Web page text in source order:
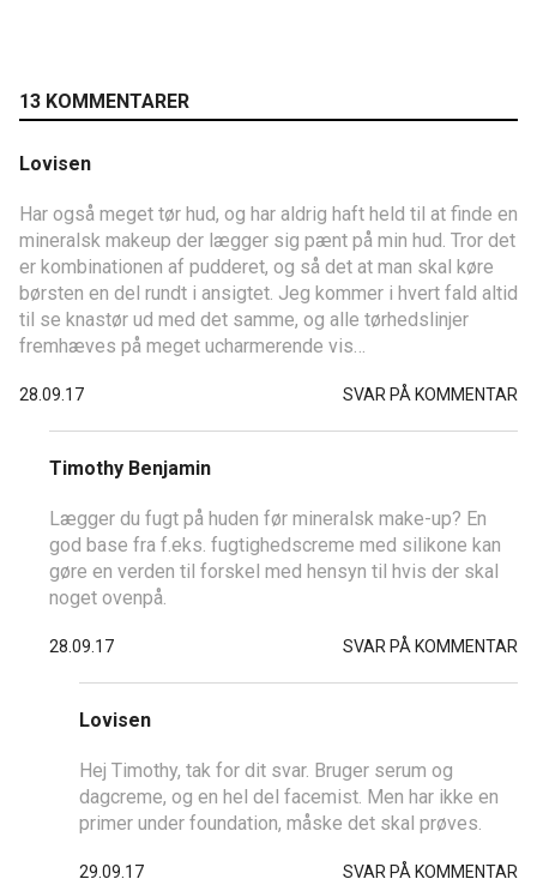
13 KOMMENTARER
Lovisen
Har også meget tør hud, og har aldrig haft held til at finde en
mineralsk makeup der lægger sig pænt på min hud. Tror det
er kombinationen af pudderet, og så det at man skal køre
børsten en del rundt i ansigtet. Jeg kommer i hvert fald altid
til se knastør ud med det samme, og alle tørhedslinjer
fremhæves på meget ucharmerende vis…
28.09.17 SVAR PÅ KOMMENTAR
Timothy Benjamin
Lægger du fugt på huden før mineralsk make-up? En
god base fra f.eks. fugtighedscreme med silikone kan
gøre en verden til forskel med hensyn til hvis der skal
noget ovenpå.
28.09.17 SVAR PÅ KOMMENTAR
Lovisen
Hej Timothy, tak for dit svar. Bruger serum og
dagcreme, og en hel del facemist. Men har ikke en
primer under foundation, måske det skal prøves.
29.09.17 SVAR PÅ KOMMENTAR